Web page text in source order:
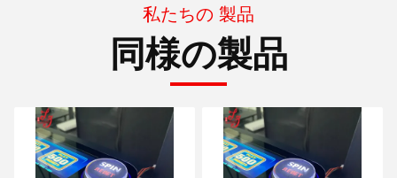
私たちの 製品
同様の製品